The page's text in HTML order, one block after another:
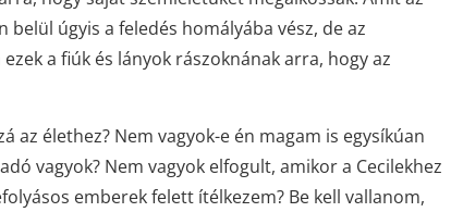
úgyis a feledés homályába vész, de az
a fiúk és lányok rászoknának arra, hogy az
az élethez? Nem vagyok-e én magam is egysíkúan
vagyok? Nem vagyok elfogult, amikor a Cecilekhez
emberek felett ítélkezem? Be kell vallanom,